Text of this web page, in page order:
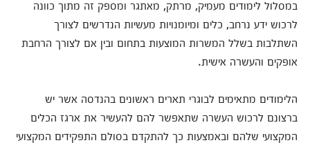
במסלול לימודים מעמיק, מרתק, מאתגר ומספק זה מתוך כוונה
לרכוש ידע נרחב, כלים ומיומנויות מעשיות הנדרשים לצורך
השתלבות בשלל המשרות המוצעות בתחום ובין אם לצורך הרחבת
אופקים והעשרה אישית.
הלימודים מתאימים לבוגרי תארים ראשונים בהנדסה אשר יש
ברצונם לרכוש העשרה שתאפשר להם להעשיר את ארגז הכלים
המקצועי שלהם ובאמצעות כך להתקדם בסולם התפקידים המקצועי